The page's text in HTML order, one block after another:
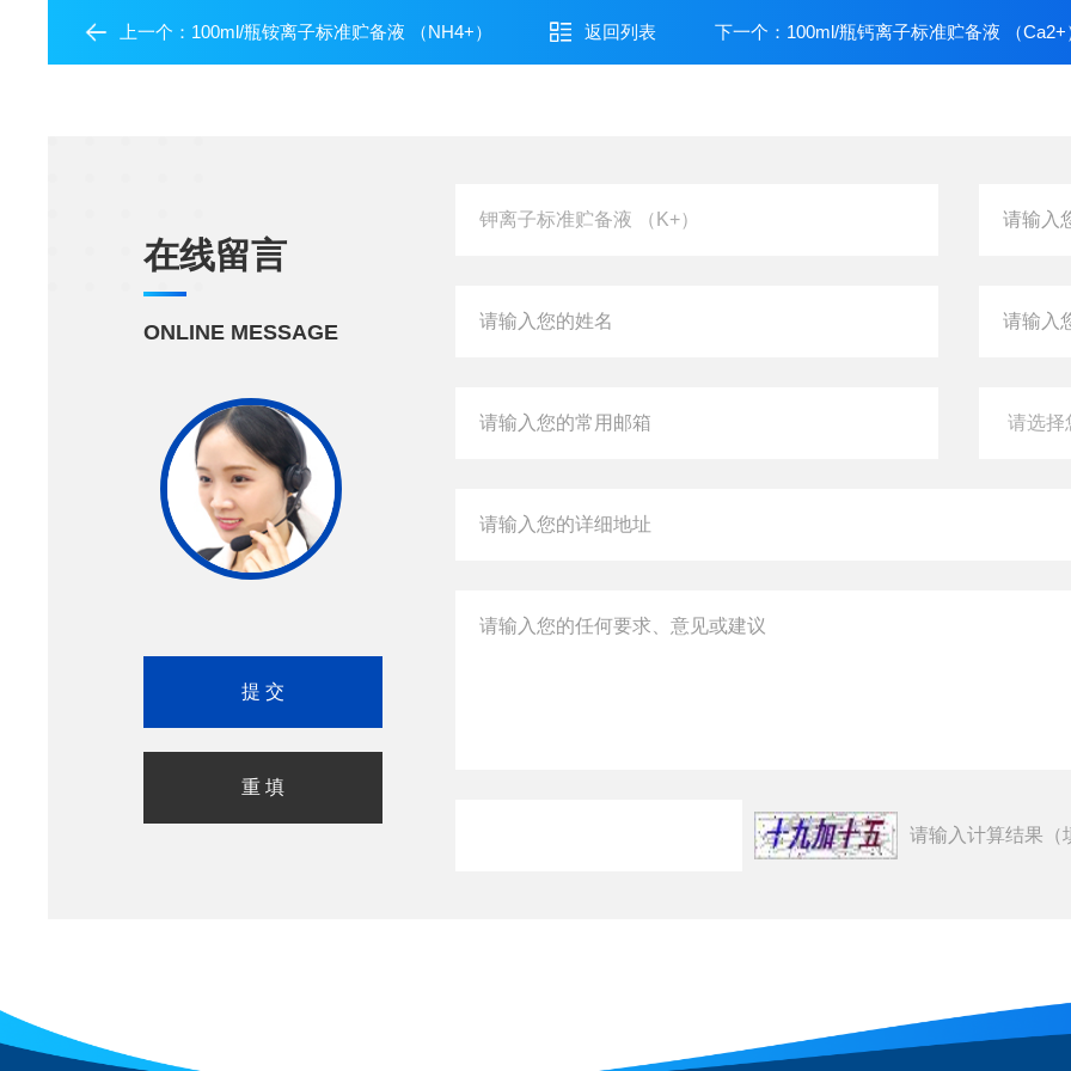
上一个： 100ml/瓶铵离子标准贮备液 （NH4+） 返回列表 下一个： 100ml/瓶钙离子标准贮备液 （Ca2+
在线留言
ONLINE MESSAGE
请输入计算结果（